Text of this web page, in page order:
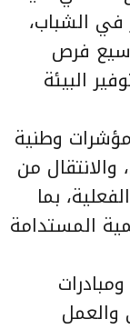
في الشباب،
فرص
البيئة
وطنية
من
بما
المستدامة